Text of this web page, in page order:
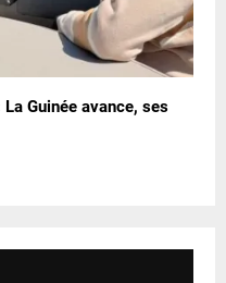
Guinée avance, ses